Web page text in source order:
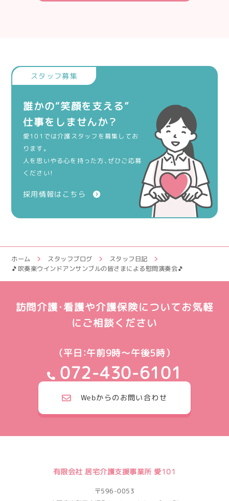
誰かの“笑顔を支える”
仕事をしませんか？
愛101では介護スタッフを募集してお
ります。
人を思いやる心を持った方、ぜひご応募
ください！
採用情報はこちら
ホーム スタッフブログ
スタッフ日記
🎵吹奏楽ウインドアンサンブルの皆さまによる慰問演奏会🎵
訪問介護・看護や介護保険についてお気軽
にご相談ください
（平日：午前9時～午後5時）
072-430-6101
Webからのお問い合わせ
有限会社 居宅介護支援事業所 愛101
〒596-0053